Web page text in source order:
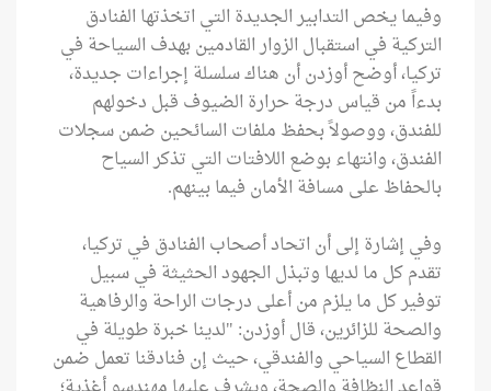
وفيما يخص التدابير الجديدة التي اتخذتها الفنادق
التركية في استقبال الزوار القادمين بهدف السياحة في
تركيا، أوضح أوزدن أن هناك سلسلة إجراءات جديدة،
بدءاً من قياس درجة حرارة الضيوف قبل دخولهم
للفندق، ووصولاً بحفظ ملفات السائحين ضمن سجلات
الفندق، وانتهاء بوضع اللافتات التي تذكر السياح
بالحفاظ على مسافة الأمان فيما بينهم.
وفي إشارة إلى أن اتحاد أصحاب الفنادق في تركيا،
تقدم كل ما لديها وتبذل الجهود الحثيثة في سبيل
توفير كل ما يلزم من أعلى درجات الراحة والرفاهية
والصحة للزائرين، قال أوزدن: "لدينا خبرة طويلة في
القطاع السياحي والفندقي، حيث إن فنادقنا تعمل ضمن